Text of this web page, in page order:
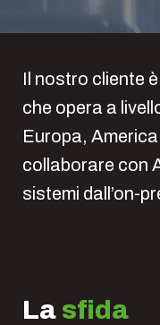
Il nostro cliente
che opera a
Europa,
collaborare con
sistemi dall’on-
La sfida